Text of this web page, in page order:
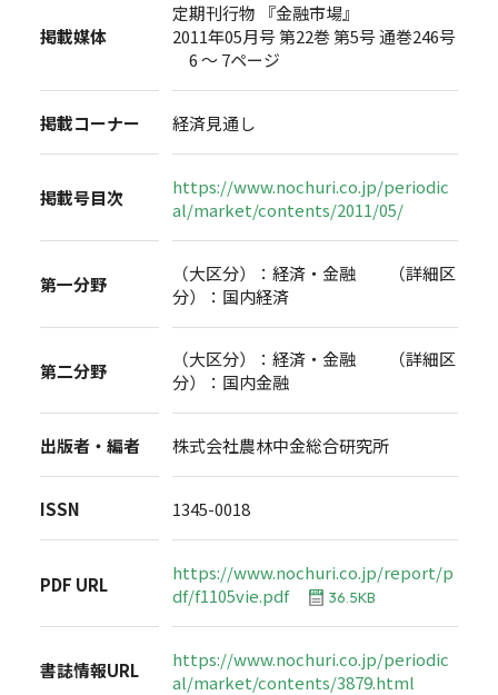
掲載媒体
定期刊行物 『金融市場』
2011年05月号 第22巻 第5号 通巻246号
6 ～ 7ページ
掲載コーナー 経済見通し
掲載号目次
https://www.nochuri.co.jp/periodic
al/market/contents/2011/05/
第一分野
（大区分）：経済・金融 （詳細区
分）：国内経済
第二分野
（大区分）：経済・金融 （詳細区
分）：国内金融
出版者・編者 株式会社農林中金総合研究所
ISSN 1345-0018
PDF URL
https://www.nochuri.co.jp/report/p
df/f1105vie.pdf
36.5KB
書誌情報URL
https://www.nochuri.co.jp/periodic
al/market/contents/3879.html